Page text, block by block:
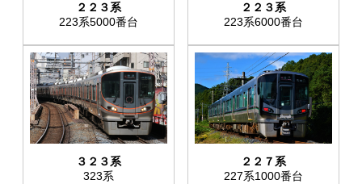
２２３系
223系5000番台
２２３系
223系6000番台
３２３系
323系
２２７系
227系1000番台